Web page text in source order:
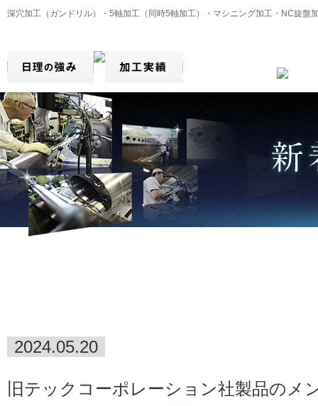
深穴加工（ガンドリル）・5軸加工（同時5軸加工）・マシニング加工・NC旋盤
2024.05.20
旧テックコーポレーション社製品のメ